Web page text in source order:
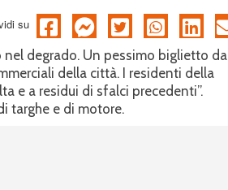
su
nel degrado. Un pessimo biglietto da
della città. I residenti della
e a residui di sfalci precedenti”.
targhe e di motore.